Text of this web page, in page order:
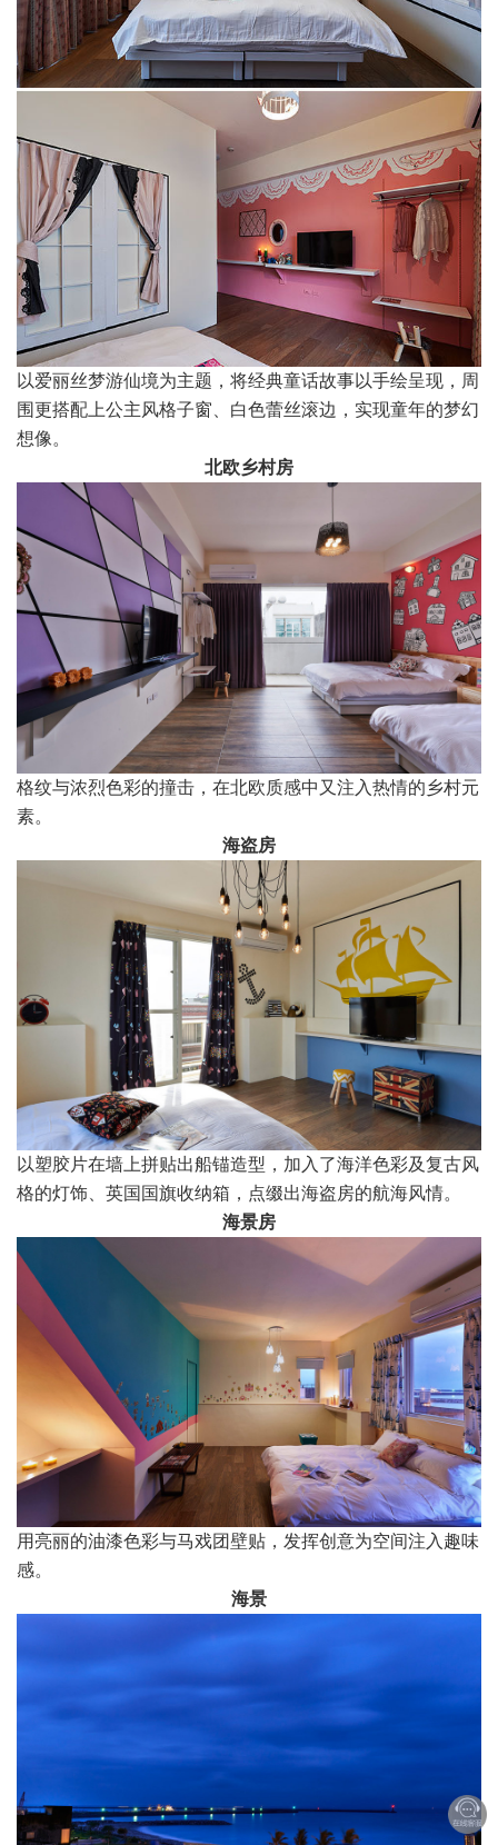
以爱丽丝梦游仙境为主题，将经典童话故事以手绘呈现，周
围更搭配上公主风格子窗、白色蕾丝滚边，实现童年的梦幻
想像。
北欧乡村房
格纹与浓烈色彩的撞击，在北欧质感中又注入热情的乡村元
素。
海盗房
以塑胶片在墙上拼贴出船锚造型，加入了海洋色彩及复古风
格的灯饰、英国国旗收纳箱，点缀出海盗房的航海风情。
海景房
用亮丽的油漆色彩与马戏团壁贴，发挥创意为空间注入趣味
感。
海景